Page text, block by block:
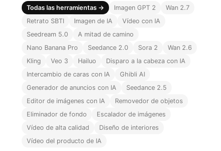
Todas las herramientas → Imagen GPT 2
Wan 2.7
Retrato SBTI
Imagen de IA
Vídeo con IA
Seedream 5.0
A mitad de camino
Nano Banana Pro
Seedance 2.0 Sora 2
Wan 2.6
Kling
Veo 3 Hailuo
Disparo a la cabeza con IA
Intercambio de caras con IA
Ghibli AI
Generador de anuncios con IA
Seedance 2.5
Editor de imágenes con IA
Removedor de objetos
Eliminador de fondo
Escalador de imágenes
Vídeo de alta calidad
Diseño de interiores
Vídeo del producto de IA